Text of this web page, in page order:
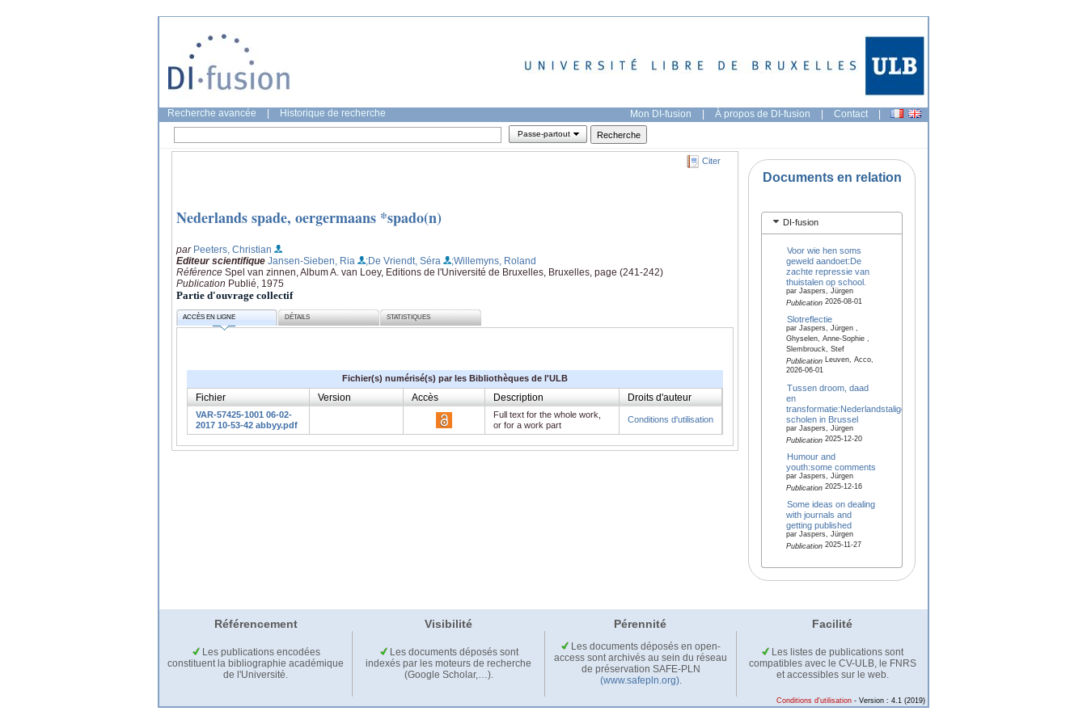
Recherche avancée Historique de recherche Mon DI-fusion | À propos de DI-fusion | Contact |
Passe-partout
Citer
Nederlands spade, oergermaans *spado(n)
par Peeters, Christian
Editeur scientifique Jansen-Sieben, Ria ;De Vriendt, Séra
;Willemyns, Roland
Référence Spel van zinnen, Album A. van Loey, Editions de l'Université de Bruxelles, Bruxelles, page (241-242)
Publication Publié, 1975
Partie d'ouvrage collectif
ACCÈS EN LIGNE DÉTAILS STATISTIQUES
Fichier(s) numérisé(s) par les Bibliothèques de l'ULB
Fichier Version Accès Description Droits d'auteur
VAR-57425-1001 06-02-
2017 10-53-42 abbyy.pdf
Full text for the whole work,
or for a work part
Conditions d'utilisation
Documents en relation
DI-fusion
Voor wie hen soms
geweld aandoet:De
zachte repressie van
thuistalen op school.
par Jaspers, Jürgen
Publication2026-08-01
Slotreflectie
par Jaspers, Jürgen ,
Ghyselen, Anne-Sophie ,
Slembrouck, Stef
PublicationLeuven, Acco,
2026-06-01
Tussen droom, daad
en
transformatie:Nederlandstalige
scholen in Brussel
par Jaspers, Jürgen
Publication2025-12-20
Humour and
youth:some comments
par Jaspers, Jürgen
Publication2025-12-16
Some ideas on dealing
with journals and
getting published
par Jaspers, Jürgen
Publication2025-11-27
Référencement Visibilité Pérennité Facilité
Les publications encodées
constituent la bibliographie académique
de l'Université.
Les documents déposés sont
indexés par les moteurs de recherche
(Google Scholar,…).
Les documents déposés en open-
access sont archivés au sein du réseau
de préservation SAFE-PLN
(www.safepln.org).
Les listes de publications sont
compatibles avec le CV-ULB, le FNRS
et accessibles sur le web.
Conditions d'utilisation - Version : 4.1 (2019)